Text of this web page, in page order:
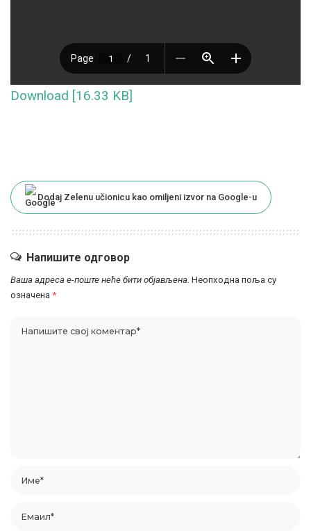
Download [16.33 KB]
Dodaj Zelenu učionicu kao omiljeni izvor na Google-u
Напишите одговор
Ваша адреса е-поште неће бити објављена. Неопходна поља су
означена *